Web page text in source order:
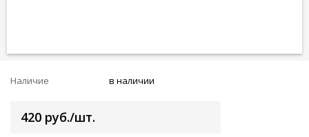
Наличие в наличии
420 руб./шт.